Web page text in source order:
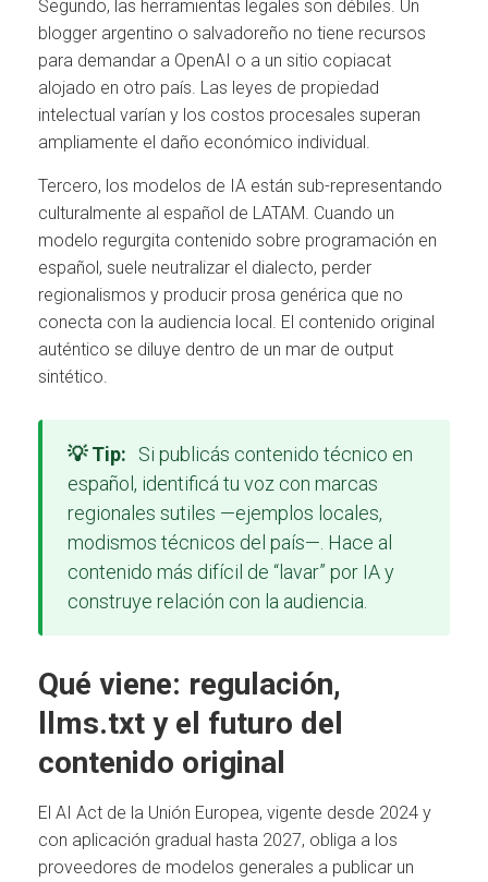
Segundo, las herramientas legales son débiles. Un
blogger argentino o salvadoreño no tiene recursos
para demandar a OpenAI o a un sitio copiacat
alojado en otro país. Las leyes de propiedad
intelectual varían y los costos procesales superan
ampliamente el daño económico individual.
Tercero, los modelos de IA están sub-representando
culturalmente al español de LATAM. Cuando un
modelo regurgita contenido sobre programación en
español, suele neutralizar el dialecto, perder
regionalismos y producir prosa genérica que no
conecta con la audiencia local. El contenido original
auténtico se diluye dentro de un mar de output
sintético.
💡 Tip:
Si publicás contenido técnico en
español, identificá tu voz con marcas
regionales sutiles —ejemplos locales,
modismos técnicos del país—. Hace al
contenido más difícil de “lavar” por IA y
construye relación con la audiencia.
Qué viene: regulación,
llms.txt y el futuro del
contenido original
El AI Act de la Unión Europea, vigente desde 2024 y
con aplicación gradual hasta 2027, obliga a los
proveedores de modelos generales a publicar un